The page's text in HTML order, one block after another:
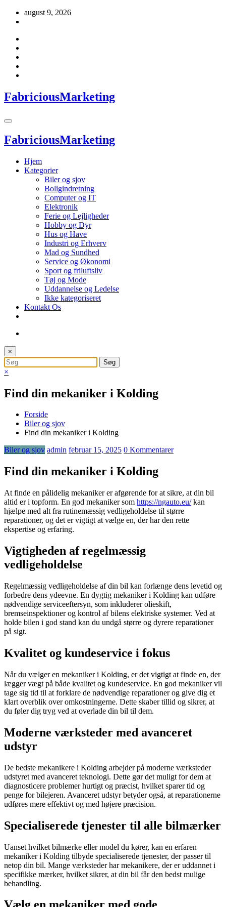
Videreaugust 9, 2026
FabriciousMarketing
FabriciousMarketing
Hjem
Kategorier
Biler og sjov
Boligindretning
Computer og IT
Elektronik
Ferie og Lejligheder
Hobby og Dyr
Hus og Have
Industri og Erhverv
Mad og Sundhed
Service og Økonomi
Sport og friluftsliv
Tøj og Mode
Uddannelse og Ledelse
Ikke kategoriseret
Kontakt Os
×
×
Find din mekaniker i Kolding
Forside
Biler og sjov
Find din mekaniker i Kolding
Biler og sjov admin februar 15, 2025 0 Kommentarer
Find din mekaniker i Kolding
At finde en pålidelig mekaniker er afgørende for at sikre, at din bil
altid er i topform. En god mekaniker som https://ngauto.eu/kan
hjælpe med alt fra rutinemæssig vedligeholdelse til større
reparationer, og det er vigtigt at vælge en, der har den rette
ekspertise og erfaring.
Vigtigheden af regelmæssig
vedligeholdelse
Regelmæssig vedligeholdelse af din bil kan forlænge dens levetid og
forbedre dens ydeevne. En dygtig mekaniker i Kolding kan udføre
nødvendige serviceeftersyn, som inkluderer olieskift,
bremseinspektioner og kontrol af bilens elektriske systemer. Ved at
holde bilen i god stand kan du undgå større og dyrere reparationer
på sigt.
Kvalitet og kundeservice i fokus
Når du vælger en mekaniker i Kolding, er det vigtigt at finde en, der
lægger vægt på både kvalitet og kundeservice. En god mekaniker vil
tage sig tid til at forklare de nødvendige reparationer og give dig et
klart overblik over omkostningerne. Dette skaber tillid og sikrer, at
du føler dig tryg ved at overlade din bil til dem.
Moderne værksteder med avanceret
udstyr
De bedste mekanikere i Kolding arbejder på moderne værksteder
udstyret med avanceret teknologi. Dette gør det muligt for dem at
diagnosticere problemer hurtigt og præcist, hvilket sparer tid og
penge for bilejeren. Avanceret udstyr betyder også, at reparationerne
udføres mere effektivt og med højere præcision.
Specialiserede tjenester til alle bilmærker
Uanset hvilket bilmærke eller model du kører, kan en erfaren
mekaniker i Kolding tilbyde specialiserede tjenester, der passer til
netop din bil. Mange værksteder har mekanikere, der er uddannet i
specifikke mærker, hvilket sikrer, at din bil får den bedst mulige
behandling.